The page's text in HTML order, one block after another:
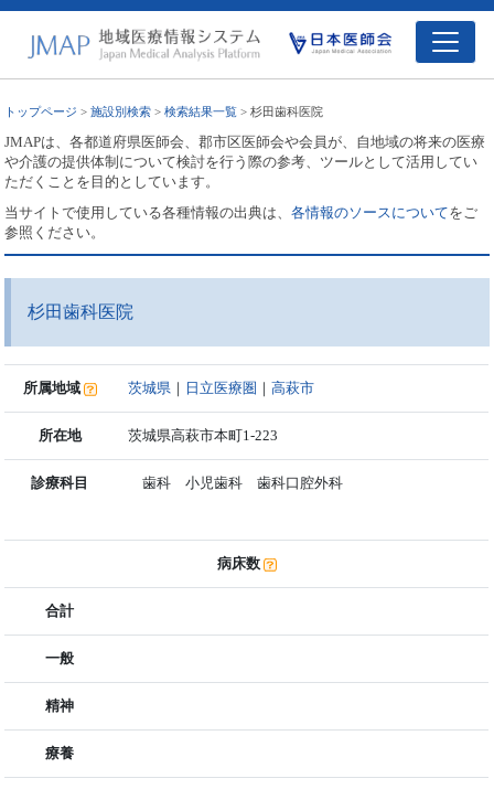
トップページ >施設別検索 >検索結果一覧 > 杉田歯科医院
JMAPは、各都道府県医師会、郡市区医師会や会員が、自地域の将来の医療
や介護の提供体制について検討を行う際の参考、ツールとして活用してい
ただくことを目的としています。
当サイトで使用している各種情報の出典は、各情報のソースについてをご
参照ください。
杉田歯科医院
所属地域 茨城県 ｜ 日立医療圏 ｜高萩市
所在地 茨城県高萩市本町1-223
診療科目 歯科 小児歯科 歯科口腔外科
病床数
合計
一般
精神
療養